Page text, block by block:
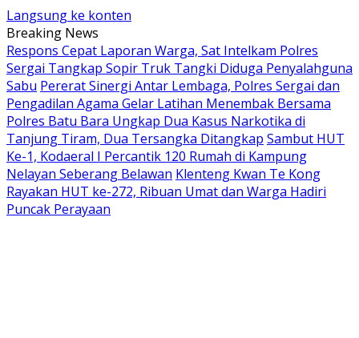
Langsung ke konten
Breaking News
Respons Cepat Laporan Warga, Sat Intelkam Polres
Sergai Tangkap Sopir Truk Tangki Diduga Penyalahguna
Sabu Pererat Sinergi Antar Lembaga, Polres Sergai dan
Pengadilan Agama Gelar Latihan Menembak Bersama
Polres Batu Bara Ungkap Dua Kasus Narkotika di
Tanjung Tiram, Dua Tersangka Ditangkap Sambut HUT
Ke-1, Kodaeral I Percantik 120 Rumah di Kampung
Nelayan Seberang Belawan Klenteng Kwan Te Kong
Rayakan HUT ke-272, Ribuan Umat dan Warga Hadiri
Puncak Perayaan